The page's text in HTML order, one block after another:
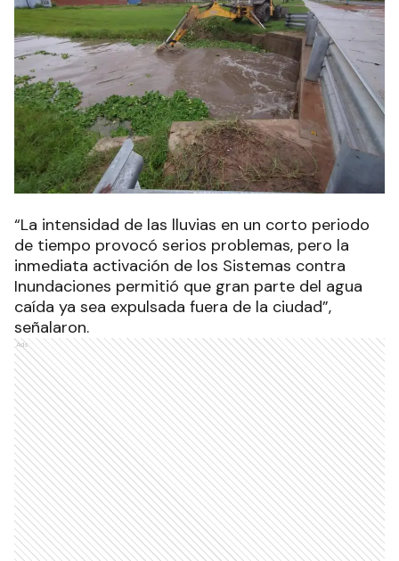
“La intensidad de las lluvias en un corto periodo
de tiempo provocó serios problemas, pero la
inmediata activación de los Sistemas contra
Inundaciones permitió que gran parte del agua
caída ya sea expulsada fuera de la ciudad”,
señalaron.
Ads